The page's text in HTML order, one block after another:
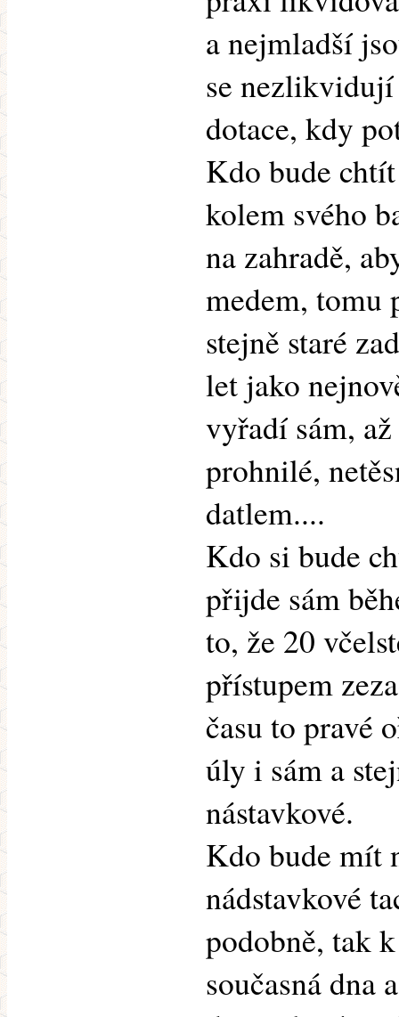
a nejmladší
se
dotace, kdy
Kdo bude
kolem svého
na zahradě,
medem, tomu
stejně staré
let jako
vyřadí sám,
prohnilé,
datlem....
Kdo si bude
přijde sám
to, že 20
přístupem
času to pravé
úly i sám a
nástavkové.
Kdo bude mít
nádstavkové
podobně, tak
současná dna